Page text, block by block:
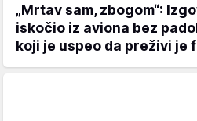
„Mrtav sam, zbogom“:
iskočio iz aviona bez
koji je uspeo da preživi je